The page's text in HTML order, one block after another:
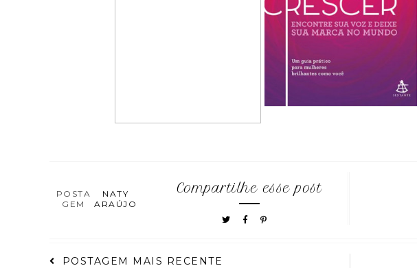
POSTA
GEM
NATY
ARAÚJO
Compartilhe esse post
POSTAGEM MAIS RECENTE